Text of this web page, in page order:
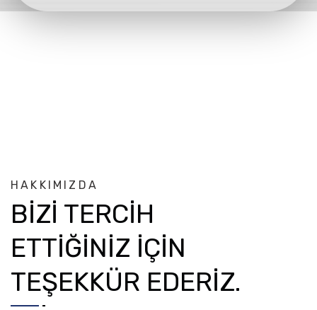
HAKKIMIZDA
BİZİ TERCİH
ETTİĞİNİZ İÇİN
TEŞEKKÜR EDERİZ.